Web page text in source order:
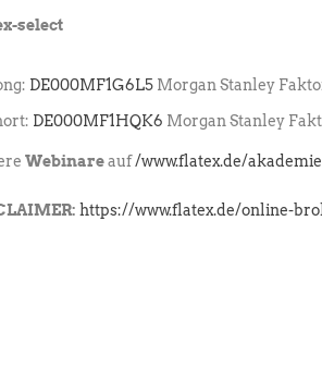
select
DE000MF1G6L5 Morgan Stanley
DE000MF1HQK6 Morgan Stanley
Webinareauf/www.flatex.de/
https://www.flatex.de/online-